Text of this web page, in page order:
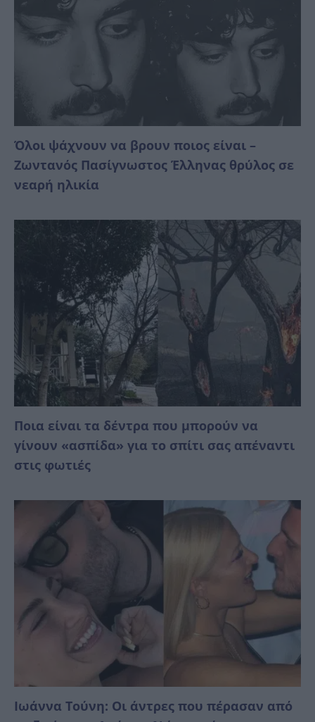
Όλοι ψάχνουν να βρουν ποιος είναι –
Ζωντανός Πασίγνωστος Έλληνας θρύλος σε
νεαρή ηλικία
Ποια είναι τα δέντρα που μπορούν να
γίνουν «ασπίδα» για το σπίτι σας απέναντι
στις φωτιές
Ιωάννα Τούνη: Οι άντρες που πέρασαν από